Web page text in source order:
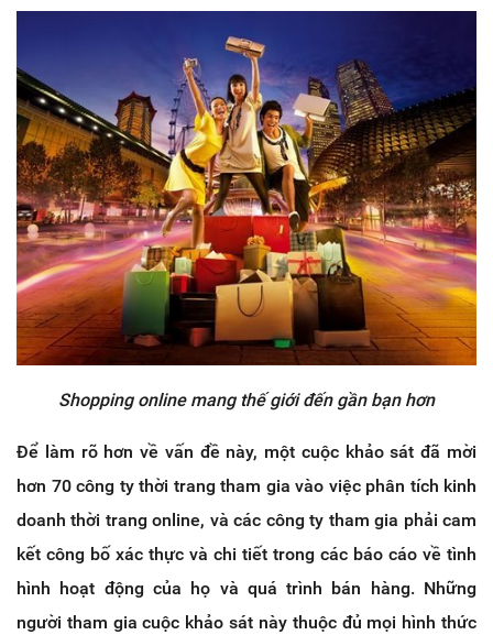
Shopping online mang thế giới đến gần bạn hơn
Để làm rõ hơn về vấn đề này, một cuộc khảo sát đã mời
hơn 70 công ty thời trang tham gia vào việc phân tích kinh
doanh thời trang online, và các công ty tham gia phải cam
kết công bố xác thực và chi tiết trong các báo cáo về tình
hình hoạt động của họ và quá trình bán hàng. Những
người tham gia cuộc khảo sát này thuộc đủ mọi hình thức